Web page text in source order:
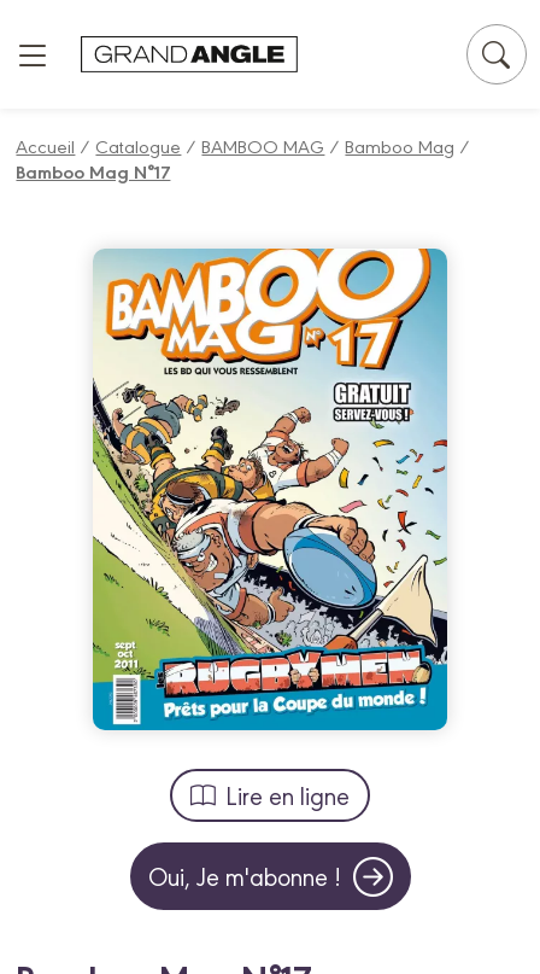
Accueil / Catalogue /BAMBOO MAG /Bamboo Mag /
Bamboo Mag N°17
Lire en ligne
Oui, Je m'abonne !